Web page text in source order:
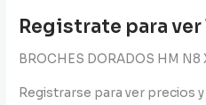
Registrate para
BROCHES DORADOS HM N8
Registrarse para ver precios